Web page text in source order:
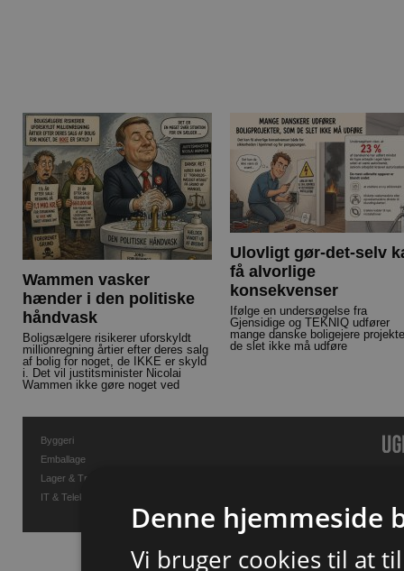
Wammen vasker
hænder i den politiske
håndvask
Boligsælgere risikerer uforskyldt
millionregning årtier efter deres salg
af bolig for noget, de IKKE er skyld
i. Det vil justitsminister Nicolai
Wammen ikke gøre noget ved
Ulovligt gør-det-selv
få alvorlige
konsekvenser
Ifølge en undersøgelse fra
Gjensidige og TEKNIQ udfører
mange danske boligejere
de slet ikke må udføre
Byggeri
Emballage
Lager & Transport
IT & Telekommunikation
Denne hjemmeside
Vi bruger cookies til at